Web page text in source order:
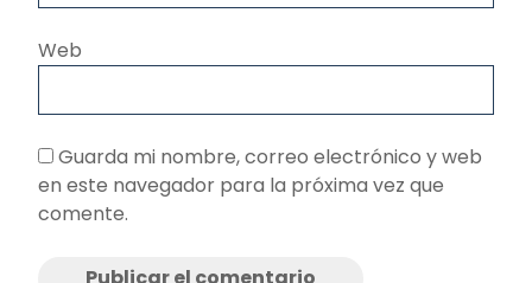
Web
Guarda mi nombre, correo electrónico y web
en este navegador para la próxima vez que
comente.